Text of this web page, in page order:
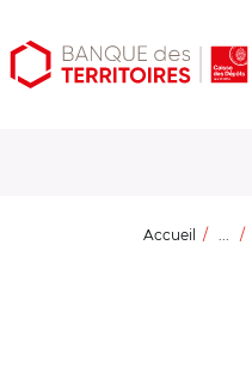
Aller
au
Aller
au
Ouvrir
les
Accueil ...